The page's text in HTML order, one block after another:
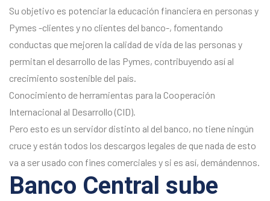
Su objetivo es potenciar la educación financiera en personas y
Pymes -clientes y no clientes del banco-, fomentando
conductas que mejoren la calidad de vida de las personas y
permitan el desarrollo de las Pymes, contribuyendo así al
crecimiento sostenible del país.
Conocimiento de herramientas para la Cooperación
Internacional al Desarrollo (CID).
Pero esto es un servidor distinto al del banco, no tiene ningún
cruce y están todos los descargos legales de que nada de esto
va a ser usado con fines comerciales y si es así, demándennos.
Banco Central sube